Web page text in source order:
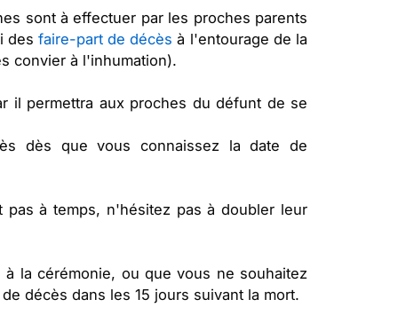
sont à effectuer par les proches parents
des faire-part de décès à l'entourage de la
convier à l'inhumation).
il permettra aux proches du défunt de se
dès que vous connaissez la date de
à temps, n'hésitez pas à doubler leur
la cérémonie, ou que vous ne souhaitez
décès dans les 15 jours suivant la mort.